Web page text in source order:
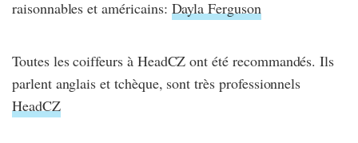
raisonnables et américains: Dayla Ferguson
Toutes les coiffeurs à HeadCZ ont été recommandés. Ils
parlent anglais et tchèque, sont très professionnels
HeadCZ